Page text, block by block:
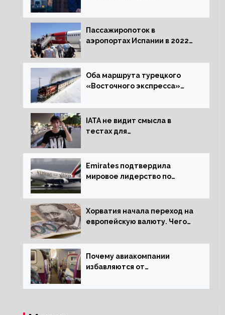
жительство
Пассажиропоток в
аэропортах Испании в 2022
процентов
Оба маршрута турецкого
«Восточного экспресса»
IATA не видит смысла в
тестах для
Emirates подтвердила
мировое лидерство по
Хорватия начала переход на
европейскую валюту. Чего
Почему авиакомпании
избавляются от